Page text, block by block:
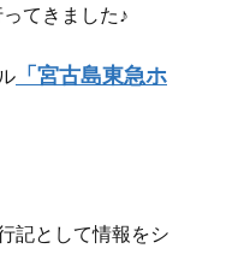
ってきました♪
「宮古島東急ホ
記として情報をシ